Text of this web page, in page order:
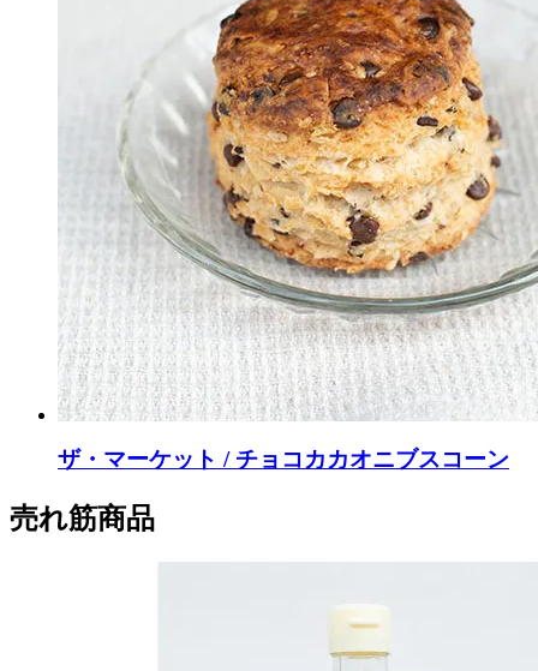
ザ・マーケット / チョコカカオニブスコーン
売れ筋商品